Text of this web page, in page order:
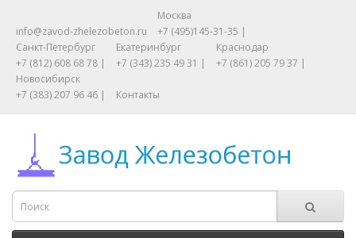
info@zavod-zhelezobeton.ru
Москва
+7 (495)145-31-35 |
Санкт-Петербург
+7 (812) 608 68 78 |
Екатеринбург
+7 (343) 235 49 31 |
Краснодар
+7 (861) 205 79 37 |
Новосибирск
+7 (383) 207 96 46 |
Контакты